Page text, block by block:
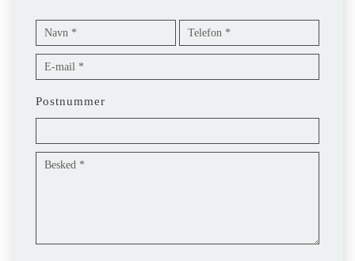
Postnummer